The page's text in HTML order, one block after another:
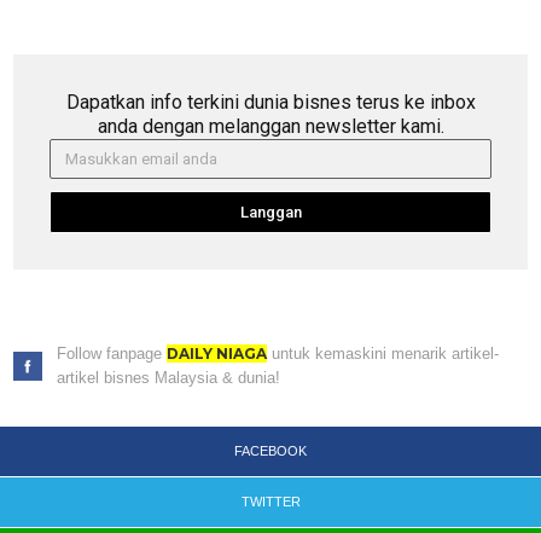
Dapatkan info terkini dunia bisnes terus ke inbox
anda dengan melanggan newsletter kami.
Langgan
Follow fanpage DAILY NIAGAuntuk kemaskini menarik artikel-
artikel bisnes Malaysia & dunia!
FACEBOOK
TWITTER